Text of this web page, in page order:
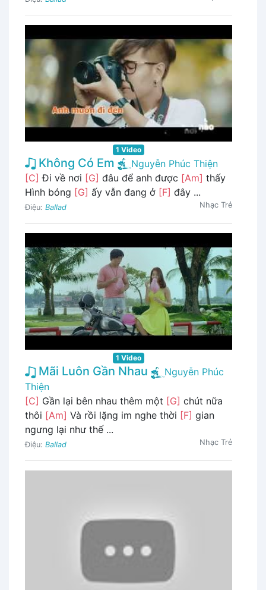
1 Video
Không Có Em
Nguyễn Phúc Thiện
[C] Đi về nơi [G] đâu để anh được [Am] thấy
Hình bóng [G] ấy vẫn đang ở [F] đây ...
Điệu: Ballad Nhạc Trẻ
1 Video
Mãi Luôn Gần Nhau
Nguyễn Phúc
Thiện
[C] Gần lại bên nhau thêm một [G] chút nữa
thôi [Am] Và rồi lặng im nghe thời [F] gian
ngưng lại như thế ...
Điệu: Ballad Nhạc Trẻ